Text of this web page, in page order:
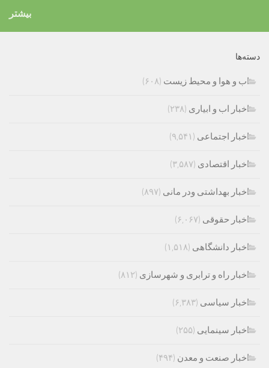
بیشتر
دسته‌ها
اب و هوا و محیط زیست (۶۰۸)
اخبار اب و ابیاری (۲۳۸)
اخبار اجتماعی (۹,۵۴۱)
اخبار اقتصادی (۳,۵۸۷)
اخبار بهداشتی ودر مانی (۸۹۷)
اخبار حقوقی (۶,۰۶۷)
اخبار دانشگاهی (۱,۵۱۸)
اخبار راه و ترابری و شهرسازی (۸۱۲)
اخبار سیاسی (۶,۳۸۳)
اخبار سینمایی (۲۵۵)
اخبار صنعت و معدن (۴۹۴)